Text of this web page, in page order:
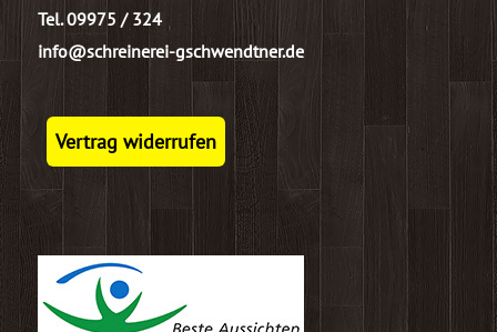
Tel. 09975 / 324
info@schreinerei-gschwendtner.de
Vertrag widerrufen